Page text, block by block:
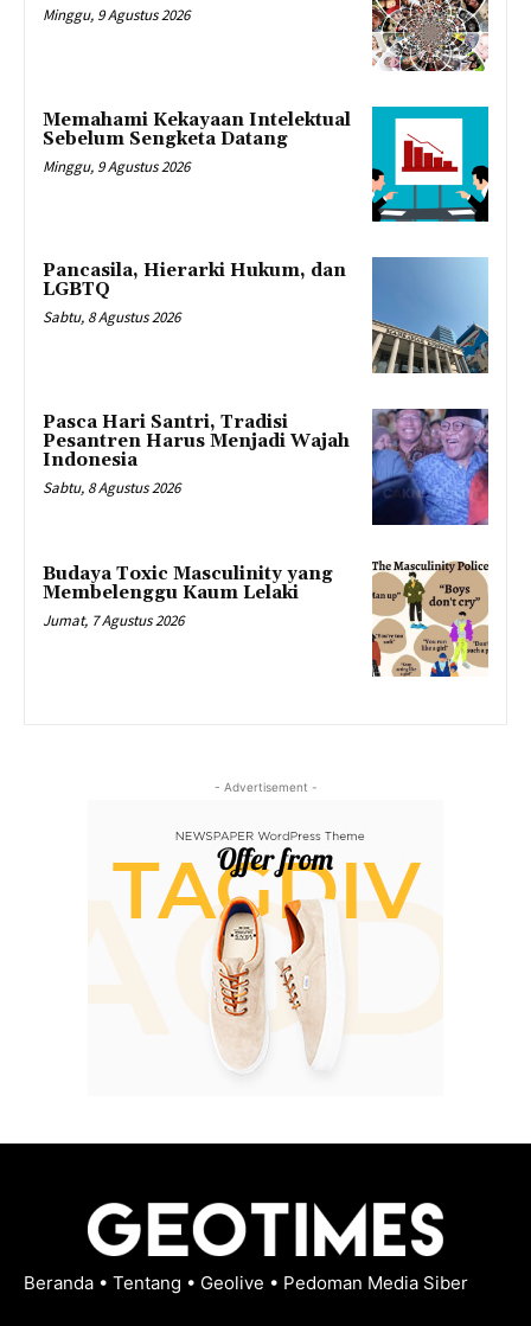
Minggu, 9 Agustus 2026
Memahami Kekayaan Intelektual
Sebelum Sengketa Datang
Minggu, 9 Agustus 2026
Pancasila, Hierarki Hukum, dan
LGBTQ
Sabtu, 8 Agustus 2026
Pasca Hari Santri, Tradisi
Pesantren Harus Menjadi Wajah
Indonesia
Sabtu, 8 Agustus 2026
Budaya Toxic Masculinity yang
Membelenggu Kaum Lelaki
Jumat, 7 Agustus 2026
- Advertisement -
Beranda • Tentang • Geolive • Pedoman Media Siber